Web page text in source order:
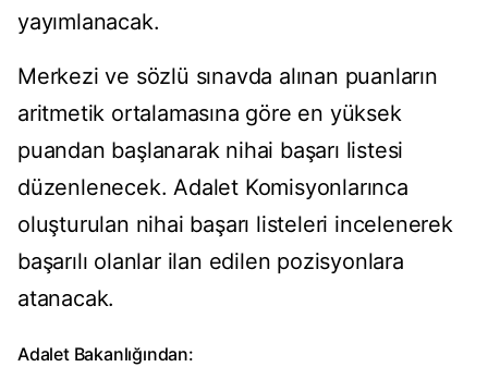
yayımlanacak.
Merkezi ve sözlü sınavda alınan puanların
aritmetik ortalamasına göre en yüksek
puandan başlanarak nihai başarı listesi
düzenlenecek. Adalet Komisyonlarınca
oluşturulan nihai başarı listeleri incelenerek
başarılı olanlar ilan edilen pozisyonlara
atanacak.
Adalet Bakanlığından: